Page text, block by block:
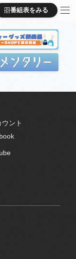
番組表をみる
番組表をみる
ント